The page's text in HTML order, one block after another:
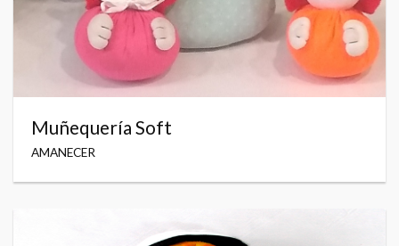
Muñequería Soft
AMANECER